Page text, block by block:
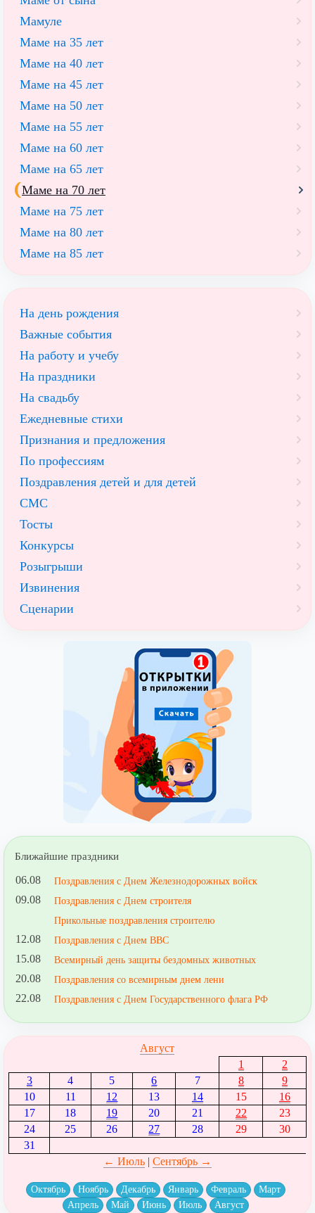
Мамуле
Маме на 35 лет
Маме на 40 лет
Маме на 45 лет
Маме на 50 лет
Маме на 55 лет
Маме на 60 лет
Маме на 65 лет
Маме на 70 лет
Маме на 75 лет
Маме на 80 лет
Маме на 85 лет
На день рождения
Важные события
На работу и учебу
На праздники
На свадьбу
Ежедневные стихи
Признания и предложения
По профессиям
Поздравления детей и для детей
СМС
Тосты
Конкурсы
Розыгрыши
Извинения
Сценарии
Ближайшие праздники
06.08 Поздравления с Днем Железнодорожных войск
09.08
Поздравления с Днем строителя
Прикольные поздравления строителю
12.08 Поздравления с Днем ВВС
15.08 Всемирный день защиты бездомных животных
20.08 Поздравления со всемирным днем лени
22.08 Поздравления с Днем Государственного флага РФ
Август
1
2
3
4 5 6 7 8
9
10
11 12 13 14 15
16
17
18 19 20 21 22
23
24
25 26 27 28 29
30
31
← Июль| Сентябрь →
Октябрь Ноябрь Декабрь Январь Февраль
Март
Апрель
Май Июнь Июль Август